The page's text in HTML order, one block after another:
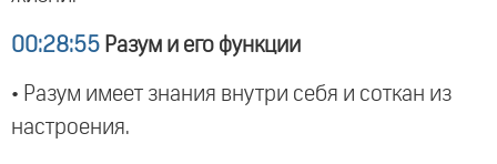
00:28:55 Разум и его функции
• Разум имеет знания внутри себя и соткан из
настроения.